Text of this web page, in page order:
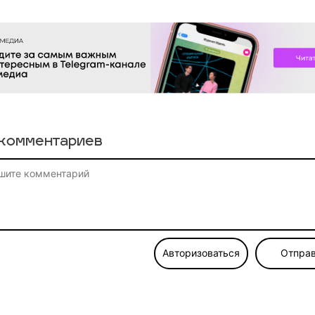
Авторизоваться